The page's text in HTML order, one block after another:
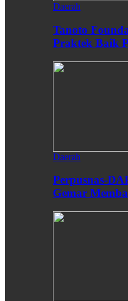
Daerah
Tanoto
Praktek Baik
Daerah
Perpusnas-
Gemar